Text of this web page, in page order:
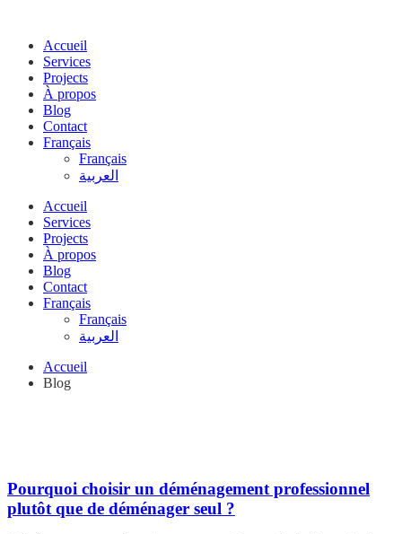
Accueil
Services
Projects
À propos
Blog
Contact
Français
Français
العربية
Accueil
Services
Projects
À propos
Blog
Contact
Français
Français
العربية
Accueil
Blog
Pourquoi choisir un déménagement professionnel
plutôt que de déménager seul ?